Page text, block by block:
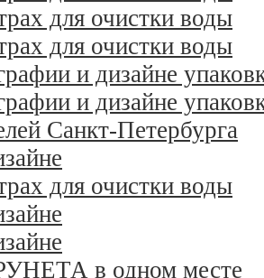
для очистки воды
для очистки воды
и дизайне
и дизайне
Санкт-Петербурга
для очистки воды
в одном месте